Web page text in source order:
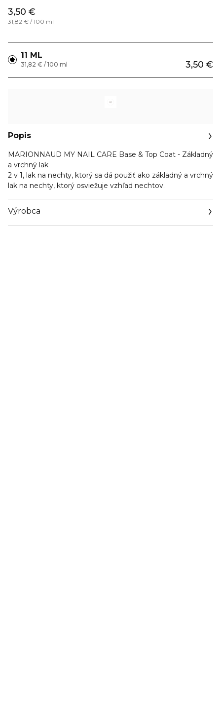
3,50 €
31,82 € / 100 ml
11 ML
3,50 €
31,82 € / 100 ml
Popis
MARIONNAUD MY NAIL CARE Base & Top Coat - Základný
a vrchný lak
2 v 1, lak na nechty, ktorý sa dá použiť ako základný a vrchný
lak na nechty, ktorý osviežuje vzhľad nechtov.
Výrobca